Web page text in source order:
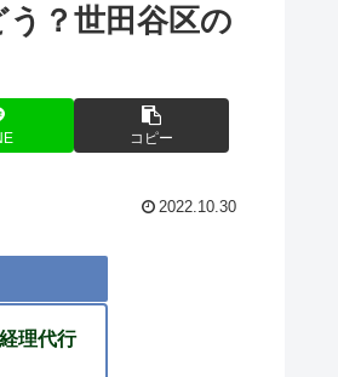
？世田谷区の
コピー
2022.10.30
理代行